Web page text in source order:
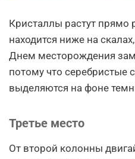
Кристаллы растут прямо
находится ниже на
Днем месторождения
потому что серебристые
выделяются на фоне
Третье место
От второй колонны